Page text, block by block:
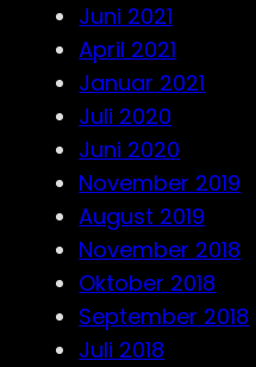
Juni 2021
April 2021
Januar 2021
Juli 2020
Juni 2020
November 2019
August 2019
November 2018
Oktober 2018
September 2018
Juli 2018